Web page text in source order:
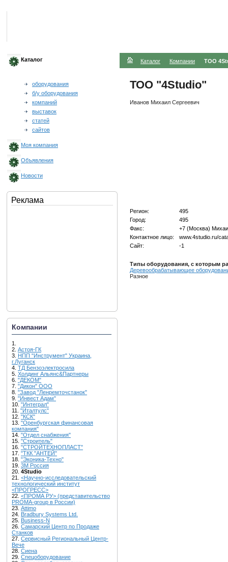
Каталог
оборудования
б/у оборудования
компаний
выставок
статей
сайтов
Моя компания
Объявления
Новости
Реклама
Компании
1.
2. Астоя-ГК
3. НПП "Инструмент" Украина,
г.Луганск
4. ТД Бензоэлектросила
5. Холдинг Альянс&Партнеры
6. "ДЕКОМ"
7. "Дикон" ООО
8. "Завод "Ленремточстанок"
9. "Инвест Адам"
10. "Интеграл"
11. "Италтулс"
12. "КСК"
13. "Оренбургская финансовая
компания"
14. "Отдел снабжения"
15. "Строитель"
16. "СТРОЙТЕХНОПЛАСТ"
17. "ТКК "АНТЕЙ"
18. "Эконика-Техно"
19. 3М Россия
20. 4Studio
21. <Научно-исследовательский
технологический институт
<ПРОГРЕСС>
22. <ПРОМА РУ> (представительство
PROMA-group в России)
23. Attimo
24. Bradbury Systems Ltd.
25. Business-N
26. Cамарский Центр по Продаже
Станков
27. Cервисный Региональный Центр-
Вече
28. Cиена
29. Cпецоборудование
Каталог Компании ТОО
ТОО "4Studio"
Иванов Михаил Сергеевич
Регион:
495
Город:
495
Факс:
+7 (Москва)
Контактное лицо:
www.4studio.ru/
Сайт:
-1
Типы оборудования, с которым
Деревообрабатывающее
Разное